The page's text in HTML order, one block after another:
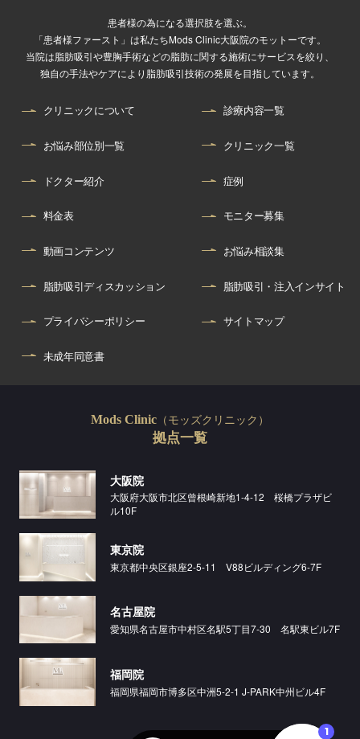
患者様の為になる選択肢を選ぶ。
「患者様ファースト」は私たちMods Clinic大阪院のモットーです。
当院は脂肪吸引や豊胸手術などの脂肪に関する施術にサービスを絞り、
独自の手法やケアにより脂肪吸引技術の発展を目指しています。
クリニックについて 診療内容一覧
お悩み部位別一覧 クリニック一覧
ドクター紹介 症例
料金表 モニター募集
動画コンテンツ お悩み相談集
脂肪吸引ディスカッション 脂肪吸引・注入インサイト
プライバシーポリシー サイトマップ
未成年同意書
Mods Clinic （モッズクリニック）
拠点一覧
大阪院
大阪府大阪市北区曾根崎新地1-4-12 桜橋プラザビ
ル10F
東京院
東京都中央区銀座2-5-11 V88ビルディング6-7F
名古屋院
愛知県名古屋市中村区名駅5丁目7-30 名駅東ビル7F
福岡院
福岡県福岡市博多区中洲5-2-1 J-PARK中州ビル4F